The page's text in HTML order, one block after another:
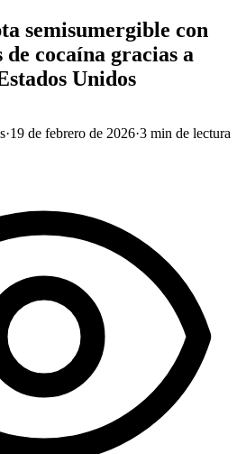
semisumergible con
cocaína gracias a
Unidos
·19 de febrero de 2026·3 min de lectura